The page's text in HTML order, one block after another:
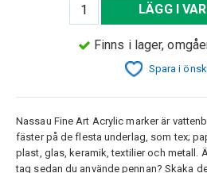
LÄGG I
Finns i lager,
Spara i
Nassau Fine Art Acrylic marker är
fäster på de flesta underlag, som tex;
plast, glas, keramik, textilier och metall.
tag sedan du använde pennan? Skaka